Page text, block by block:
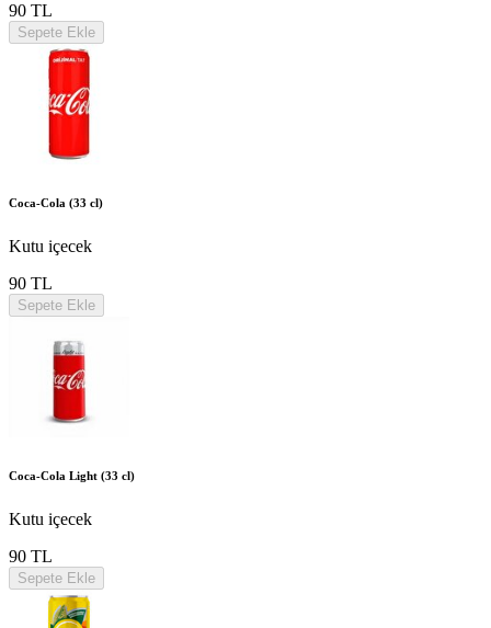
90 TL
Sepete Ekle
Coca-Cola (33 cl)
Kutu içecek
90 TL
Sepete Ekle
Coca-Cola Light (33 cl)
Kutu içecek
90 TL
Sepete Ekle